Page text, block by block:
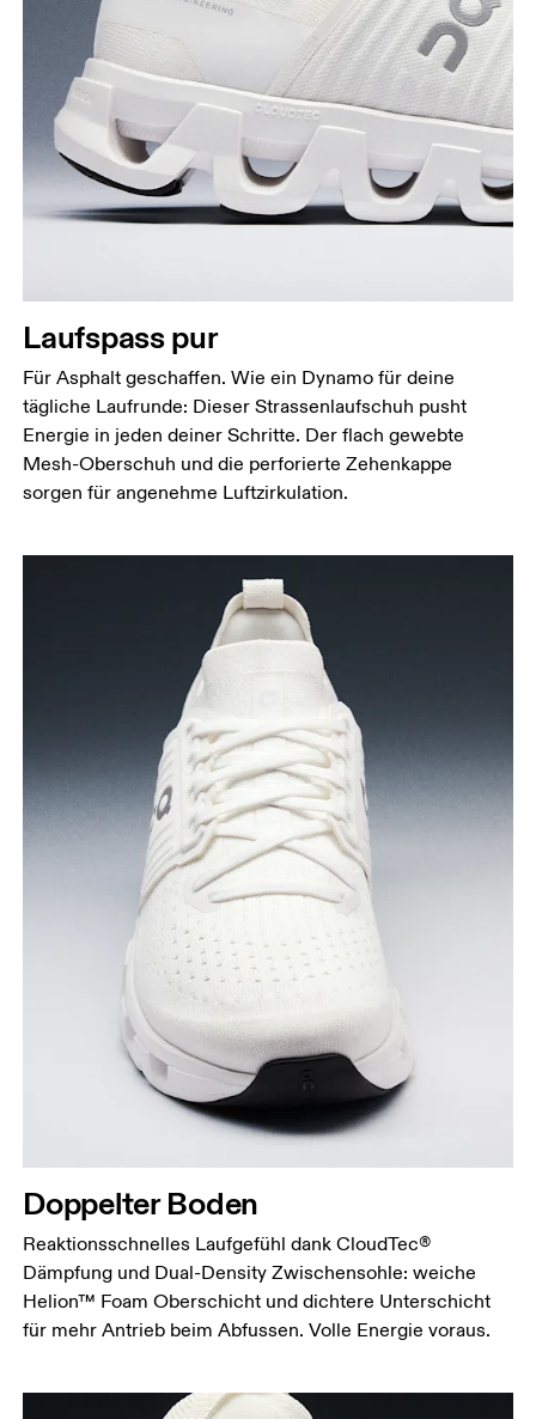
Laufspass pur
Für Asphalt geschaffen. Wie ein Dynamo für deine
tägliche Laufrunde: Dieser Strassenlaufschuh pusht
Energie in jeden deiner Schritte. Der flach gewebte
Mesh-Oberschuh und die perforierte Zehenkappe
sorgen für angenehme Luftzirkulation.
Doppelter Boden
Reaktionsschnelles Laufgefühl dank CloudTec®
Dämpfung und Dual-Density Zwischensohle: weiche
Helion™ Foam Oberschicht und dichtere Unterschicht
für mehr Antrieb beim Abfussen. Volle Energie voraus.